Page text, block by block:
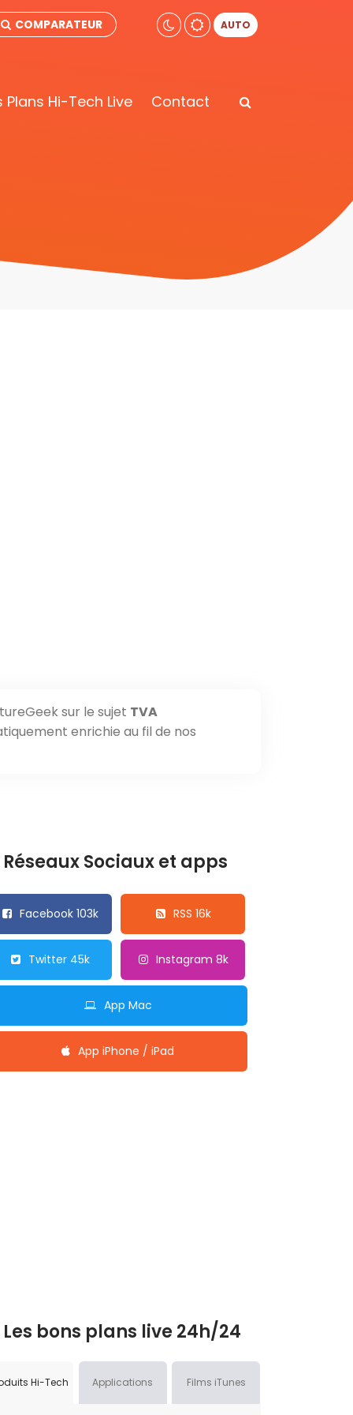
COMPARATEUR AUTO
Plans Hi-Tech Live Contact
sur le sujet TVA
enrichie au fil de nos
Réseaux Sociaux et apps
Facebook 103k RSS 16k
Twitter 45k Instagram 8k
App Mac
App iPhone / iPad
Les bons plans live 24h/24
Hi-Tech Applications Films iTunes